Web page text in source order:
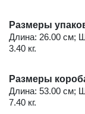
Размеры
Длина: 26.00 см;
3.40 кг.
Размеры
Длина: 53.00 см;
7.40 кг.